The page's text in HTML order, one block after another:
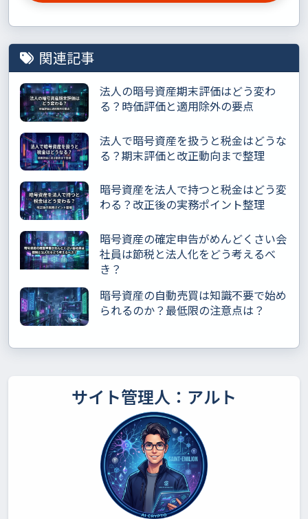
関連記事
法人の暗号資産期末評価はどう変わ
る？時価評価と適用除外の要点
法人で暗号資産を扱うと税金はどうな
る？期末評価と改正動向まで整理
暗号資産を法人で持つと税金はどう変
わる？改正後の実務ポイント整理
暗号資産の確定申告がめんどくさい会
社員は節税と法人化をどう考えるべ
き？
暗号資産の自動売買は知識不要で始め
られるのか？最低限の注意点は？
サイト管理人：アルト